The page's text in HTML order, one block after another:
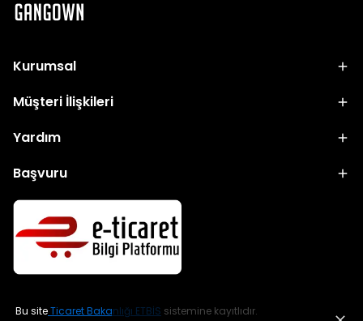
Kurumsal
Müşteri İlişkileri
Yardım
Başvuru
Bu siteTicaret Bakanlığı ETBİS sistemine kayıtlıdır.